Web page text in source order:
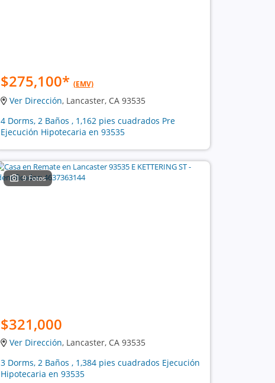
$275,100* (EMV)
Ver Dirección, Lancaster, CA 93535
4 Dorms, 2 Baños , 1,162 pies cuadrados Pre
Ejecución Hipotecaria en 93535
9 Fotos
$321,000
Ver Dirección, Lancaster, CA 93535
3 Dorms, 2 Baños , 1,384 pies cuadrados Ejecución
Hipotecaria en 93535